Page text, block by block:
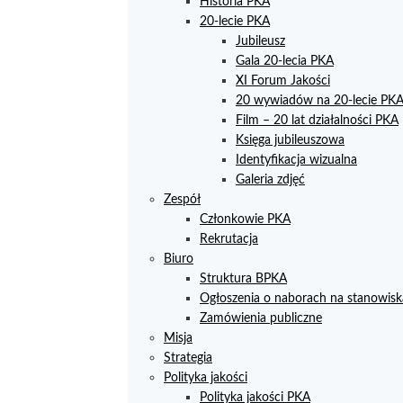
20-lecie PKA
Jubileusz
Gala 20-lecia PKA
XI Forum Jakości
20 wywiadów na 20-lecie PKA
Film – 20 lat działalności PKA
Księga jubileuszowa
Identyfikacja wizualna
Galeria zdjęć
Zespół
Członkowie PKA
Rekrutacja
Biuro
Struktura BPKA
Ogłoszenia o naborach na
Zamówienia publiczne
Misja
Strategia
Polityka jakości
Polityka jakości PKA